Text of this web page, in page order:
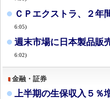
ＣＰエクストラ、２年
6:05)
週末市場に日本製品販
6:02)
金融・証券
上半期の生保収入５